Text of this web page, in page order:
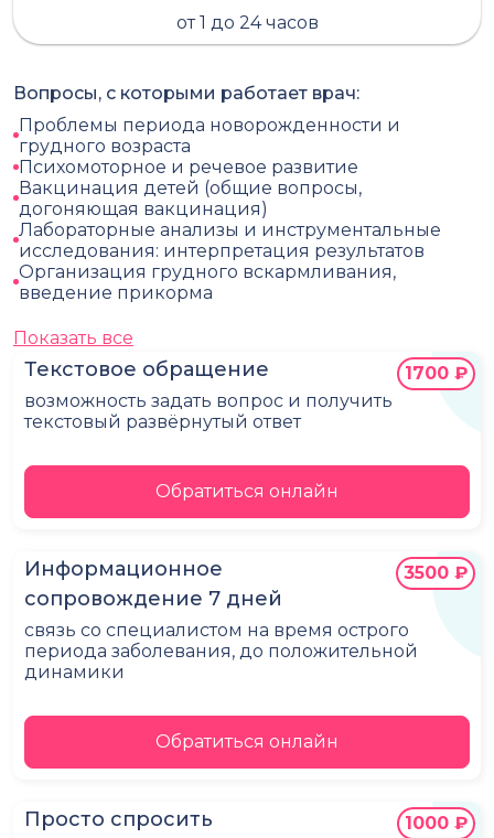
от 1 до 24 часов
Текстовое обращение
возможность задать вопрос и получить
текстовый развёрнутый ответ
1700 ₽
Обратиться онлайн
Информационное
сопровождение 7 дней
связь со специалистом на время острого
периода заболевания, до положительной
динамики
3500 ₽
Обратиться онлайн
Просто спросить 1000 ₽
Вопросы, с которыми работает врач:
Проблемы периода новорожденности и
грудного возраста
Психомоторное и речевое развитие
Вакцинация детей (общие вопросы,
догоняющая вакцинация)
Лабораторные анализы и инструментальные
исследования: интерпретация результатов
Организация грудного вскармливания,
введение прикорма
Показать все